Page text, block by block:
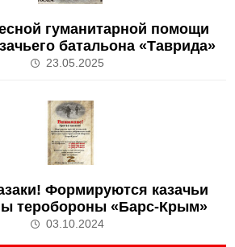
гуманитарной помощи
батальона «Таврида»
23.05.2025
Формируются казачьи
теробороны «Барс-Крым»
03.10.2024